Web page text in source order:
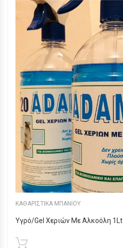
ΚΑΘΑΡΙΣΤΙΚΑ ΜΠΑΝΙΟΥ
Υγρό/Gel Χεριών Με Αλκοόλη 1Lt